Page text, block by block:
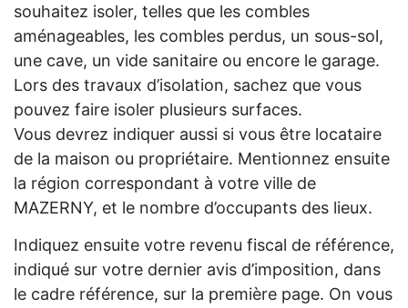
souhaitez isoler, telles que les combles
aménageables, les combles perdus, un sous-sol,
une cave, un vide sanitaire ou encore le garage.
Lors des travaux d’isolation, sachez que vous
pouvez faire isoler plusieurs surfaces.
Vous devrez indiquer aussi si vous être locataire
de la maison ou propriétaire. Mentionnez ensuite
la région correspondant à votre ville de
MAZERNY, et le nombre d’occupants des lieux.
Indiquez ensuite votre revenu fiscal de référence,
indiqué sur votre dernier avis d’imposition, dans
le cadre référence, sur la première page. On vous